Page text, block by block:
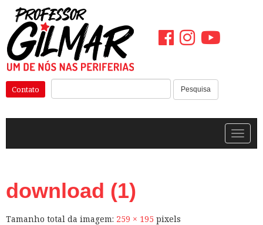
Pular
para
o
conteúdo
Pesquisa
Contato
download (1)
Tamanho total da imagem: 259 × 195 pixels